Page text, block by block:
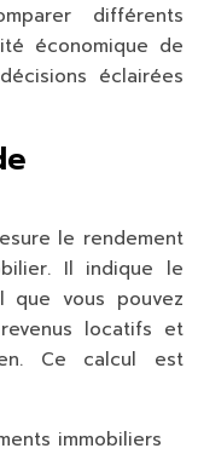
différents
économique de
éclairées
le rendement
Il indique le
que vous pouvez
locatifs et
Ce calcul est
immobiliers